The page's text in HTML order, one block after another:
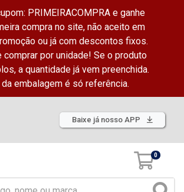
PRIMEIRACOMPRA e ganhe
compra no site, não aceito em
ou já com descontos fixos.
comprar por unidade! Se o produto
a quantidade já vem preenchida.
embalagem é só referência.
Baixe já nosso APP
0